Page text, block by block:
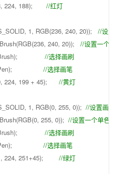
224, 188);//红灯
1, RGB(236, 240, 20));//设
240, 20));//设置一个
hBrush);//选择画刷
hPen);//选择画笔
224, 199 + 45);//黄灯
1, RGB(0, 255, 0));//设置画笔
255, 0));//设置一个单色
hBrush);//选择画刷
hPen);//选择画笔
224, 251+45);//绿灯